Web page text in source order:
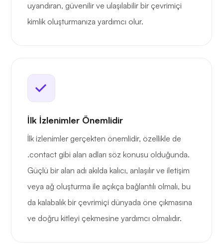
uyandıran, güvenilir ve ulaşılabilir bir çevrimiçi
kimlik oluşturmanıza yardımcı olur.
İlk İzlenimler Önemlidir
İlk izlenimler gerçekten önemlidir, özellikle de
.contact gibi alan adları söz konusu olduğunda.
Güçlü bir alan adı akılda kalıcı, anlaşılır ve iletişim
veya ağ oluşturma ile açıkça bağlantılı olmalı, bu
da kalabalık bir çevrimiçi dünyada öne çıkmasına
ve doğru kitleyi çekmesine yardımcı olmalıdır.